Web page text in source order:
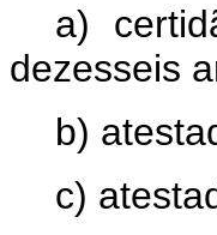
a)
dezesseis
b)
c)